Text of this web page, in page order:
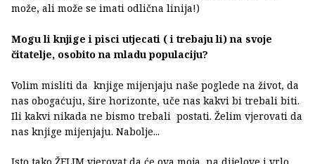
može, ali može se imati odlična linija!)
Mogu li knjige i pisci utjecati ( i trebaju li) na svoje
čitatelje, osobito na mladu populaciju?
Volim misliti da knjige mijenjaju naše poglede na život, da
nas obogaćuju, šire horizonte, uče nas kakvi bi trebali biti.
Ili kakvi nikada ne bismo trebali postati. Želim vjerovati da
nas knjige mijenjaju. Nabolje...